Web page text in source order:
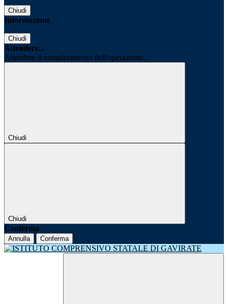
Chiudi
Informazione
Chiudi
Attendere...
Attendere il completamento dell'operazione...
Chiudi
Chiudi
Conferma
Annulla Conferma